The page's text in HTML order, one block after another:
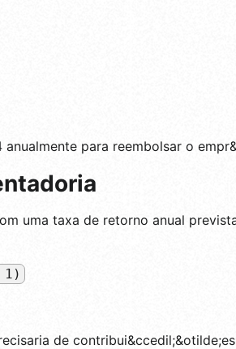
para reembolsar o
uma taxa de retorno anual
de